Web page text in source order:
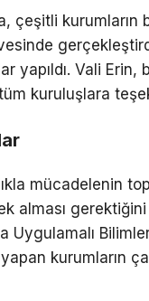
çeşitli kurumların
yapıldı. Vali Erin,
kuruluşlara
mücadelenin
alması gerektiğini
Uygulamalı
kurumların